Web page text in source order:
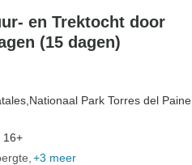
en Trektocht door
(15 dagen)
Nationaal Park Torres del Paine,
16+
+3 meer